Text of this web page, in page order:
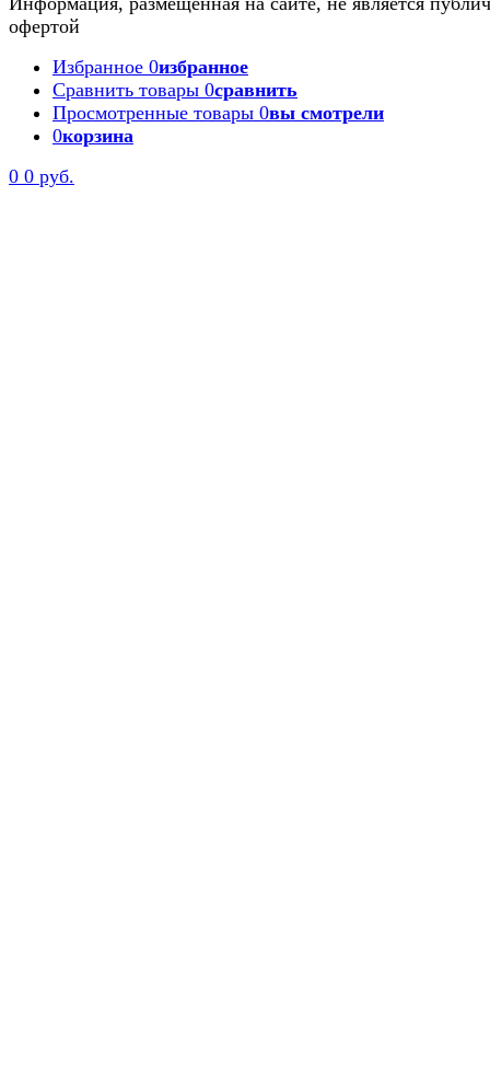
офертой
Избранное 0избранное
Сравнить товары 0сравнить
Просмотренные товары 0вы смотрели
0корзина
0 0 руб.